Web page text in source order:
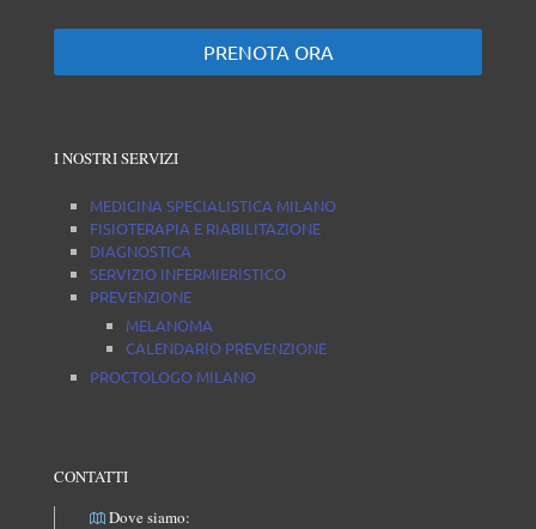
PRENOTA ORA
I NOSTRI SERVIZI
MEDICINA SPECIALISTICA MILANO
FISIOTERAPIA E RIABILITAZIONE
DIAGNOSTICA
SERVIZIO INFERMIERISTICO
PREVENZIONE
MELANOMA
CALENDARIO PREVENZIONE
PROCTOLOGO MILANO
CONTATTI
Dove siamo: